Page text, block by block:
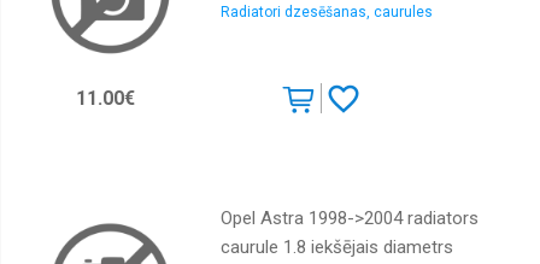
Radiatori dzesēšanas, caurules
11.00€
Opel Astra 1998->2004 radiators
caurule 1.8 iekšējais diametrs